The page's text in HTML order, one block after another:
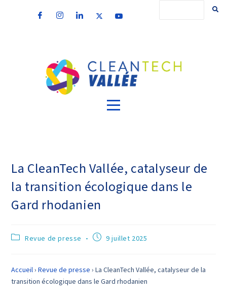
La CleanTech Vallée, catalyseur de
la transition écologique dans le
Gard rhodanien
Revue de presse 9 juillet 2025
Accueil›Revue de presse ›La CleanTech Vallée, catalyseur de la
transition écologique dans le Gard rhodanien